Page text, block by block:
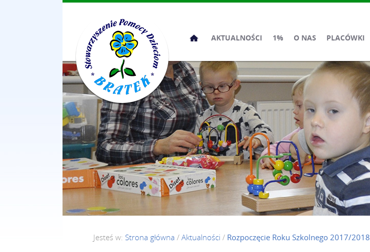
Przeskocz
treści
AKTUALNOŚCI 1% O NAS PLACÓWKI
Jesteś w: Strona główna / Aktualności / Rozpoczęcie Roku Szkolnego 2017/2018